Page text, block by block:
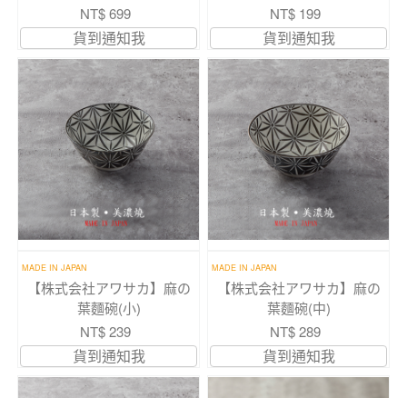
NT$ 699
貨到通知我
NT$ 199
貨到通知我
MADE IN JAPAN
【株式会社アワサカ】麻の
葉麵碗(小)
NT$ 239
貨到通知我
MADE IN JAPAN
【株式会社アワサカ】麻の
葉麵碗(中)
NT$ 289
貨到通知我